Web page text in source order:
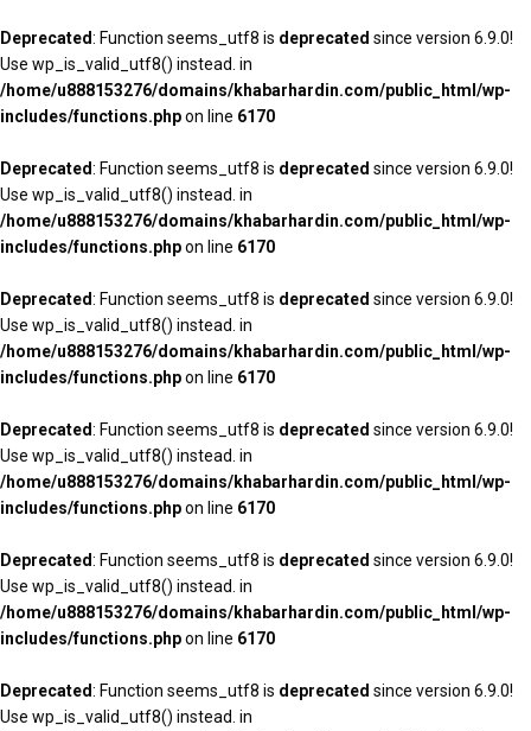
Deprecated: Function seems_utf8 is deprecated since version 6.9.0!
Use wp_is_valid_utf8() instead. in
/home/u888153276/domains/khabarhardin.com/public_html/wp-
includes/functions.phpon line 6170
Deprecated: Function seems_utf8 is deprecated since version 6.9.0!
Use wp_is_valid_utf8() instead. in
/home/u888153276/domains/khabarhardin.com/public_html/wp-
includes/functions.phpon line 6170
Deprecated: Function seems_utf8 is deprecated since version 6.9.0!
Use wp_is_valid_utf8() instead. in
/home/u888153276/domains/khabarhardin.com/public_html/wp-
includes/functions.phpon line 6170
Deprecated: Function seems_utf8 is deprecated since version 6.9.0!
Use wp_is_valid_utf8() instead. in
/home/u888153276/domains/khabarhardin.com/public_html/wp-
includes/functions.phpon line 6170
Deprecated: Function seems_utf8 is deprecated since version 6.9.0!
Use wp_is_valid_utf8() instead. in
/home/u888153276/domains/khabarhardin.com/public_html/wp-
includes/functions.phpon line 6170
Deprecated: Function seems_utf8 is deprecated since version 6.9.0!
Use wp_is_valid_utf8() instead. in